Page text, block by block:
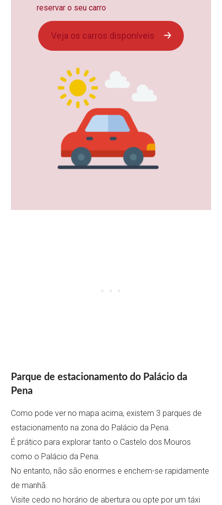
reservar o seu carro
Veja os carros disponíveis
Parque de estacionamento do Palácio da
Pena
Como pode ver no mapa acima, existem 3 parques de
estacionamento na zona do Palácio da Pena.
É prático para explorar tanto o Castelo dos Mouros
como o Palácio da Pena.
No entanto, não são enormes e enchem-se rapidamente
de manhã.
Visite cedo no horário de abertura ou opte por um táxi